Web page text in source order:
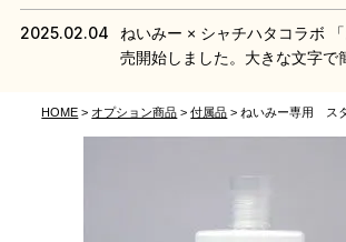
2025.02.04
ねいみー × シャチハタコラボ
売開始しました。大きな文字で
HOME オプション商品 付属品 ねいみー専用 ス